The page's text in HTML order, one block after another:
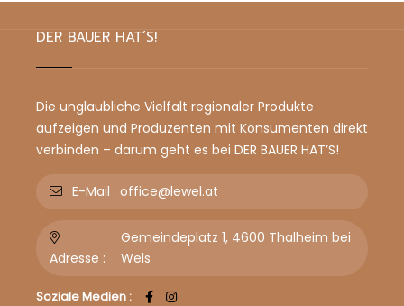
DER BAUER HAT’S!
Die unglaubliche Vielfalt regionaler Produkte
aufzeigen und Produzenten mit Konsumenten direkt
verbinden – darum geht es bei DER BAUER HAT’S!
E-Mail : office@lewel.at
Adresse :
Gemeindeplatz 1, 4600 Thalheim bei
Wels
Soziale Medien :